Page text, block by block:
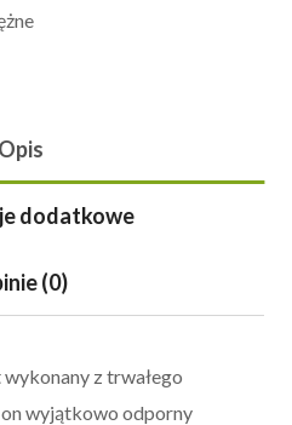
Opis
dodatkowe
(0)
z trwałego
wyjątkowo odporny